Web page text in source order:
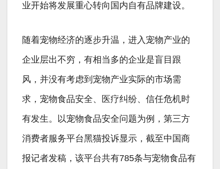
业开始将发展重心转向国内自有品牌建设。
随着宠物经济的逐步升温，进入宠物产业的
企业层出不穷，有相当多的企业是盲目跟
风，并没有考虑到宠物产业实际的市场需
求，宠物食品安全、医疗纠纷、信任危机时
有发生。以宠物食品安全问题为例，第三方
消费者服务平台黑猫投诉显示，截至中国商
报记者发稿，该平台共有785条与宠物食品有